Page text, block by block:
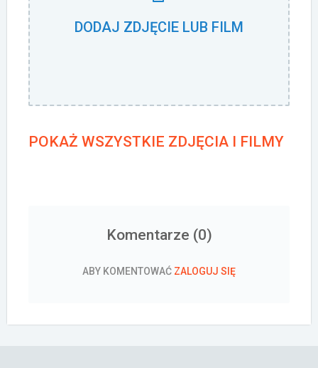
DODAJ ZDJĘCIE LUB FILM
POKAŻ WSZYSTKIE ZDJĘCIA I FILMY
Komentarze (0)
ABY KOMENTOWAĆ ZALOGUJ SIĘ